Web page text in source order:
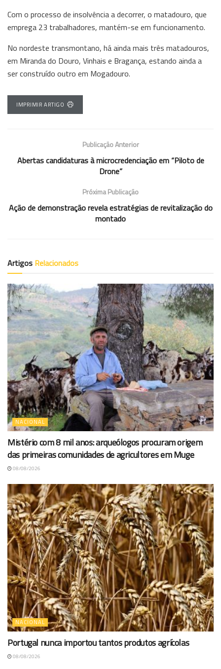
Com o processo de insolvência a decorrer, o matadouro, que
emprega 23 trabalhadores, mantém-se em funcionamento.
No nordeste transmontano, há ainda mais três matadouros,
em Miranda do Douro, Vinhais e Bragança, estando ainda a
ser construído outro em Mogadouro.
IMPRIMIR ARTIGO
Publicação Anterior
Abertas candidaturas à microcredenciação em “Piloto de
Drone”
Próxima Publicação
Ação de demonstração revela estratégias de revitalização do
montado
Artigos Relacionados
NACIONAL
Mistério com 8 mil anos: arqueólogos procuram origem
das primeiras comunidades de agricultores em Muge
08/08/2026
NACIONAL
Portugal nunca importou tantos produtos agrícolas
08/08/2026